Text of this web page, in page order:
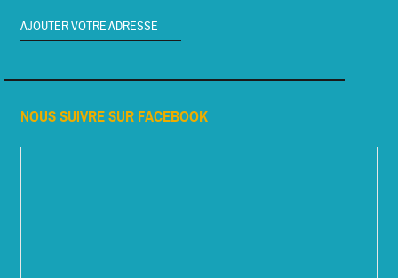
AJOUTER VOTRE ADRESSE
NOUS SUIVRE SUR FACEBOOK